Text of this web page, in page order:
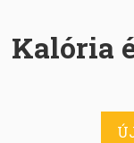
Kalória